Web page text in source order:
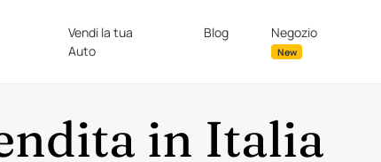
Vendi la tua
Auto
Blog Negozio
New
in Italia